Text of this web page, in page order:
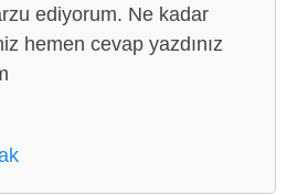
ediyorum. Ne kadar
hemen cevap yazdınız